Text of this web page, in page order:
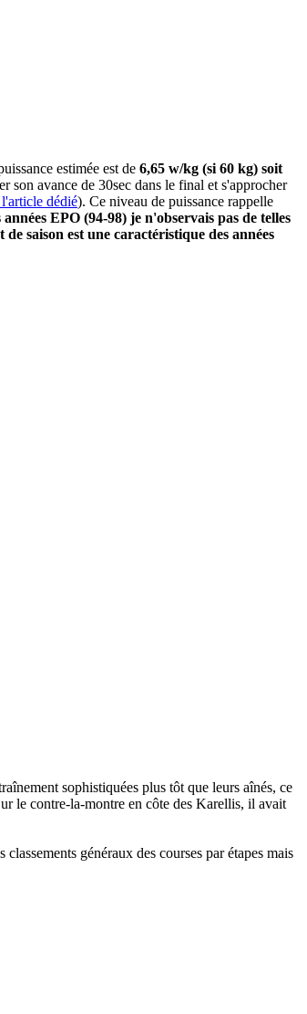
estimée est de 6,65 w/kg (si 60 kg) soit
son avance de 30sec dans le final et s'approcher
dédié). Ce niveau de puissance rappelle
années EPO (94-98) je n'observais pas de telles
saison est une caractéristique des années
sophistiquées plus tôt que leurs aînés, ce
le contre-la-montre en côte des Karellis, il avait
généraux des courses par étapes mais